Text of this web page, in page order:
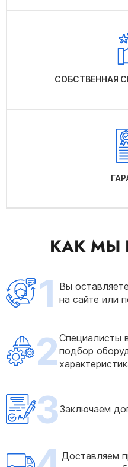
СОБСТВЕННАЯ
КАК МЫ
1 Вы
на сайте или
2Специалисты
подбор
3Заключаем
Доставляем